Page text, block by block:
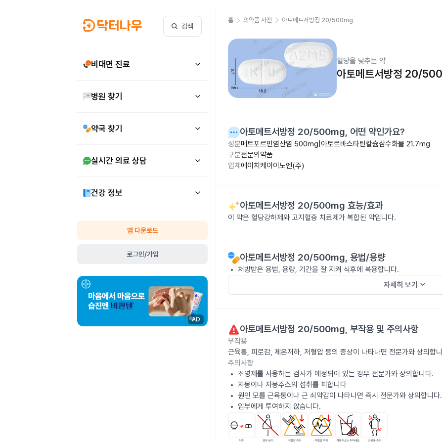
검색
비대면 진료
병원 찾기
약국 찾기
실시간 의료 상담
건강 정보
앱 다운로드
로그인/가입
AD
홈 의약품 사전 아토메트서방정 20/500mg
혈당을 낮추는 약
아토메트서방정 20/
아토메트서방정 20/500mg, 어떤 약인가요?
성분메트포르민염산염 500mg|아토르바스타틴칼슘삼수화물 21.7mg
구분전문의약품
업체 에이치케이이노엔(주)
아토메트서방정 20/500mg 효능/효과
이 약은 혈당강하제와 고지혈증 치료제가 복합된 약입니다.
아토메트서방정 20/500mg, 용법/용량
처방받은 용법, 용량, 기간을 잘 지켜 식후에 복용합니다.
자세히 보기 keyboard_arrow_down
아토메트서방정 20/500mg, 부작용 및 주의사항
부작용
근육통, 피로감, 체온저하, 저혈압 등의 증상이 나타나면 전문가와 상의합
주의사항
조영제를 사용하는 검사가 예정되어 있는 경우 전문가와 상의합니다.
자몽이나 자몽주스의 섭취를 피합니다
원인 모를 근육통이나 근 쇠약감이 나타나면 즉시 전문가와 상의합니다.
임부에게 투여하지 않습니다.